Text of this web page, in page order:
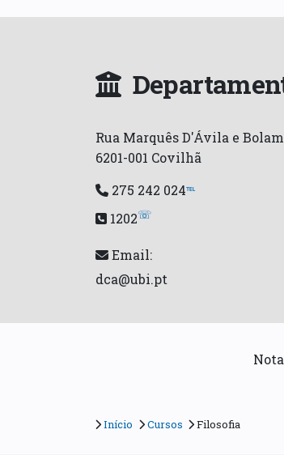
Rua Marquês D'Ávila e
6201-001 Covilhã
275 242 024℡
1202☏
Email:
dca@ubi.pt
Início Cursos Filosofia